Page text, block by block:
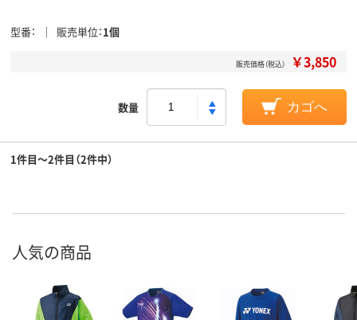
型番 販売単位 1個
販売価格（税込） ￥3,850
数量 カゴへ
1件目～2件目（2件中）
人気の商品